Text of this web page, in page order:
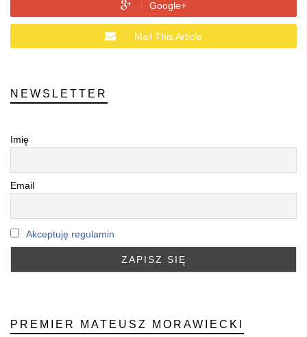
Google+
Mail This Article
NEWSLETTER
Imię
Email
Akceptuję regulamin
PREMIER MATEUSZ MORAWIECKI